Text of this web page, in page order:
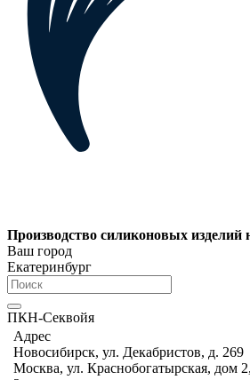
Производство силиконовых изделий
Ваш город
Екатеринбург
ПКН-Секвойя
Адрес
Новосибирск, ул. Декабристов, д. 269
Москва, ул. Краснобогатырская, дом